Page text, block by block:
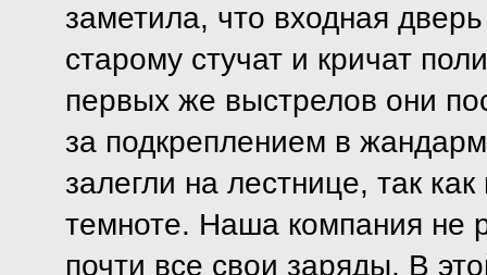
заметила, что входная
старому стучат и кричат
первых же выстрелов они
за подкреплением в
залегли на лестнице, так
темноте. Наша компания не
почти все свои заряды. В